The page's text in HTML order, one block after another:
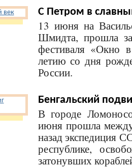
С Петром в
13 июня на
Шмидта, прошла
фестиваля «Окно
летию со дня
России.
Бенгальский
В городе
июня прошла
назад экспедиция
республике,
затонувших